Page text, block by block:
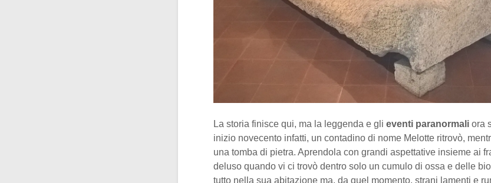
La storia finisce qui, ma la leggenda e gli eventi paranormali ora
inizio novecento infatti, un contadino di nome Melotte ritrovò,
una tomba di pietra. Aprendola con grandi aspettative insieme ai
deluso quando vi ci trovò dentro solo un cumulo di ossa e delle
tutto nella sua abitazione ma, da quel momento, strani lamenti e